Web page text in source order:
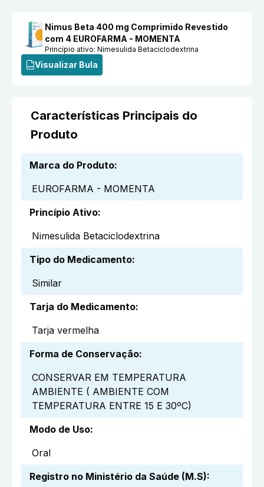
Nimus Beta 400 mg Comprimido Revestido
com 4 EUROFARMA - MOMENTA
Princípio ativo:Nimesulida Betaciclodextrina
Visualizar Bula
Características Principais do
Produto
Marca do Produto:
EUROFARMA - MOMENTA
Princípio Ativo:
Nimesulida Betaciclodextrina
Tipo do Medicamento:
Similar
Tarja do Medicamento:
Tarja vermelha
Forma de Conservação:
CONSERVAR EM TEMPERATURA
AMBIENTE ( AMBIENTE COM
TEMPERATURA ENTRE 15 E 30ºC)
Modo de Uso:
Oral
Registro no Ministério da Saúde (M.S):